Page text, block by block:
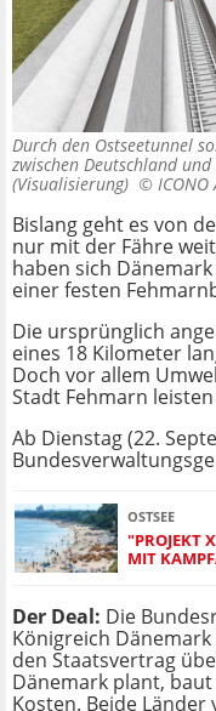
Durch den Ostseetunnel
zwischen Deutschland
(Visualisierung) © ICONO
Bislang geht es von
nur mit der Fähre
haben sich
einer festen
Die ursprünglich
eines 18 Kilometer
Doch vor allem
Stadt Fehmarn
Ab Dienstag (22.
OSTSEE
"PROJEKT
MIT
Der Deal: Die
Königreich
den Staatsvertrag
Dänemark plant,
Kosten. Beide